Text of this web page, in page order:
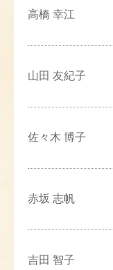
高橋 幸江
山田 友紀子
佐々木 博子
赤坂 志帆
吉田 智子